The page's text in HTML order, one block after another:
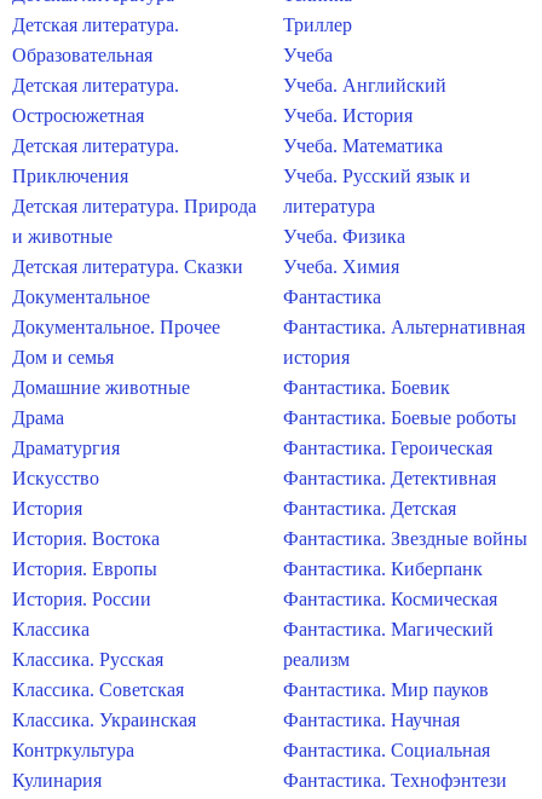
Детская литература.
Образовательная
Детская литература.
Остросюжетная
Детская литература.
Приключения
Детская литература. Природа
и животные
Детская литература. Сказки
Документальное
Документальное. Прочее
Дом и семья
Домашние животные
Драма
Драматургия
Искусство
История
История. Востока
История. Европы
История. России
Классика
Классика. Русская
Классика. Советская
Классика. Украинская
Контркультура
Кулинария
Триллер
Учеба
Учеба. Английский
Учеба. История
Учеба. Математика
Учеба. Русский язык и
литература
Учеба. Физика
Учеба. Химия
Фантастика
Фантастика. Альтернативная
история
Фантастика. Боевик
Фантастика. Боевые роботы
Фантастика. Героическая
Фантастика. Детективная
Фантастика. Детская
Фантастика. Звездные войны
Фантастика. Киберпанк
Фантастика. Космическая
Фантастика. Магический
реализм
Фантастика. Мир пауков
Фантастика. Научная
Фантастика. Социальная
Фантастика. Технофэнтези